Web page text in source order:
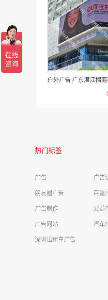
户外广告 广东湛江招
热门标签
广告 广告
朋友圈广告 巨量
广告制作 公益
广告网站 汽车
深圳出租车广告
深圳是明亮电子科技
河源美年大健康管理
成都极简科技有限公司